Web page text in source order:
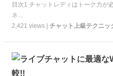
目次1 チャットレディはトーク力が
ネ...
2,421 views | チャット上級テクニッ